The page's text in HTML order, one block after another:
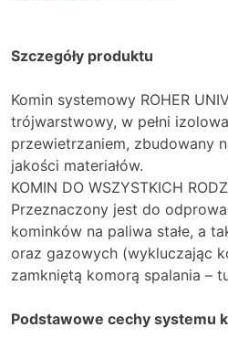
Szczegóły produktu
Komin systemowy ROHER
trójwarstwowy, w pełni
przewietrzaniem, zbudowany
jakości materiałów.
KOMIN DO WSZYSTKICH
Przeznaczony jest do
kominków na paliwa stałe, a
oraz gazowych (wykluczając
zamkniętą komorą spalania –
Podstawowe cechy systemu